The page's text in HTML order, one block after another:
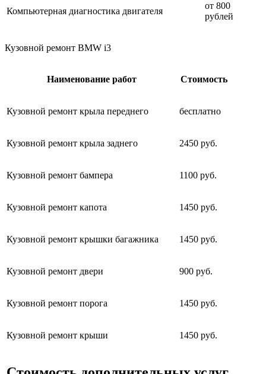
Компьютерная диагностика двигателя
от 800
рублей
Кузовной ремонт BMW i3
Наименование работ Стоимость
Кузовной ремонт крыла переднего бесплатно
Кузовной ремонт крыла заднего 2450 руб.
Кузовной ремонт бампера 1100 руб.
Кузовной ремонт капота 1450 руб.
Кузовной ремонт крышки багажника 1450 руб.
Кузовной ремонт двери 900 руб.
Кузовной ремонт порога 1450 руб.
Кузовной ремонт крыши 1450 руб.